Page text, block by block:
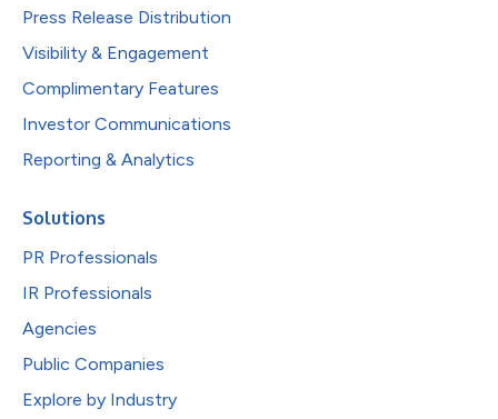
Press Release Distribution
Visibility & Engagement
Complimentary Features
Investor Communications
Reporting & Analytics
Solutions
PR Professionals
IR Professionals
Agencies
Public Companies
Explore by Industry